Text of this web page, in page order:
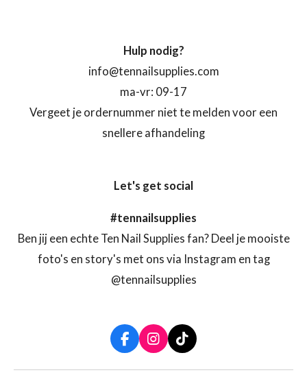
Hulp nodig?
info@tennailsupplies.com
ma-vr: 09-17
Vergeet je ordernummer niet te melden voor een
snellere afhandeling
Let's get social
#tennailsupplies
Ben jij een echte Ten Nail Supplies fan? Deel je mooiste
foto's en story's met ons via Instagram en tag
@tennailsupplies
F
a
c
I
n
s
T
i
k